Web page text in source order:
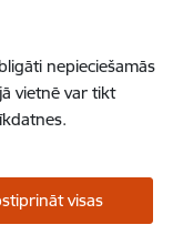
nepieciešamās
vietnē var tikt
visas